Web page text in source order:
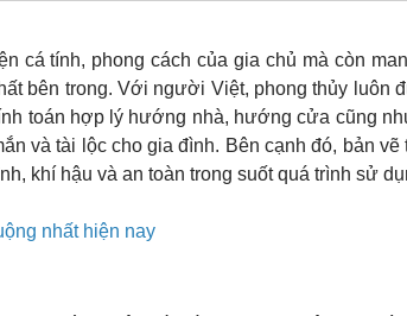
cá tính, phong cách của gia chủ mà còn
bên trong. Với người Việt, phong thủy luôn
toán hợp lý hướng nhà, hướng cửa cũng
và tài lộc cho gia đình. Bên cạnh đó, bản vẽ
khí hậu và an toàn trong suốt quá trình sử
nhất hiện nay